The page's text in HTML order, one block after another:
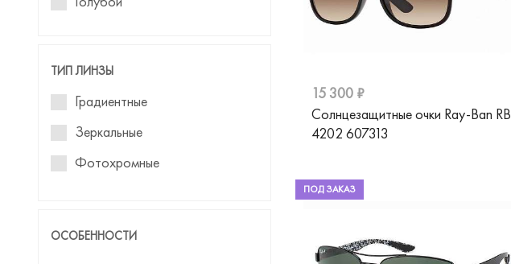
Gresso
Gucci
Hickmann
Розовый
Синий
Серебристый
ТИП ЛИНЗЫ
Градиентные
Зеркальные
Фотохромные
ОСОБЕННОСТИ
15 300 ₽
Солнцезащитные очки Ray-Ban RB
4202 607313
ПОД ЗАКАЗ